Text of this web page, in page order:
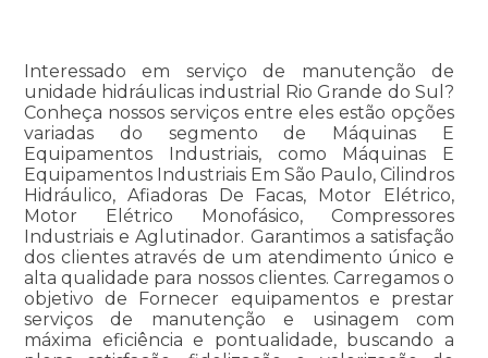
Interessado em serviço de manutenção de
unidade hidráulicas industrial Rio Grande do Sul?
Conheça nossos serviços entre eles estão opções
variadas do segmento de Máquinas E
Equipamentos Industriais, como Máquinas E
Equipamentos Industriais Em São Paulo, Cilindros
Hidráulico, Afiadoras De Facas, Motor Elétrico,
Motor Elétrico Monofásico, Compressores
Industriais e Aglutinador. Garantimos a satisfação
dos clientes através de um atendimento único e
alta qualidade para nossos clientes. Carregamos o
objetivo de Fornecer equipamentos e prestar
serviços de manutenção e usinagem com
máxima eficiência e pontualidade, buscando a